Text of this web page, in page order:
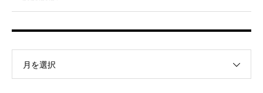
月を選択